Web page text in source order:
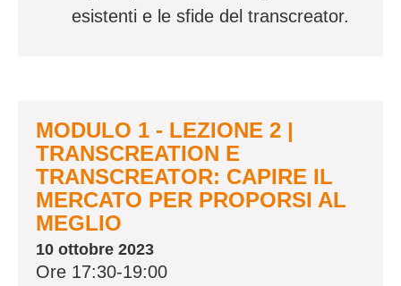
esistenti e le sfide del transcreator.
MODULO 1 - LEZIONE 2 |
TRANSCREATION E
TRANSCREATOR: CAPIRE IL
MERCATO PER PROPORSI AL
MEGLIO
10 ottobre 2023
Ore 17:30-19:00